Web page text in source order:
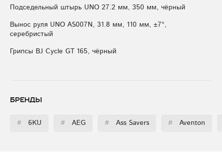
Подседельный штырь UNO 27.2 мм, 350 мм, чёрный
Вынос руля UNO AS007N, 31.8 мм, 110 мм, ±7°,
серебристый
Грипсы BJ Cycle GT 165, чёрный
Бренды
# 6KU # AEG # Ass Savers # Aventon